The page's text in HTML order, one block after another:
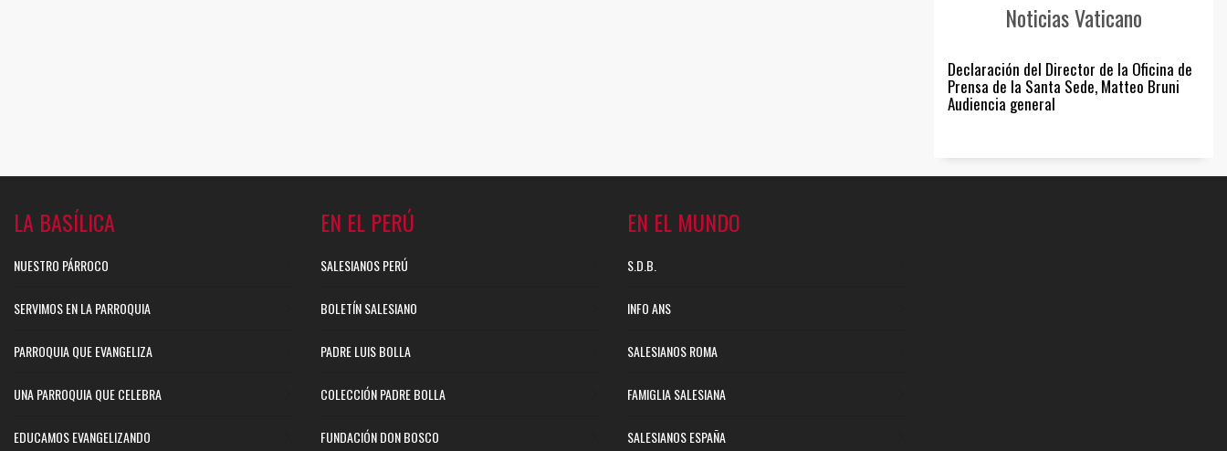
Noticias Vaticano
Declaración del Director de la Oficina de
Prensa de la Santa Sede, Matteo Bruni
Audiencia general
LA BASÍLICA
NUESTRO PÁRROCO
SERVIMOS EN LA PARROQUIA
PARROQUIA QUE EVANGELIZA
UNA PARROQUIA QUE CELEBRA
EDUCAMOS EVANGELIZANDO
EN EL PERÚ
SALESIANOS PERÚ
BOLETÍN SALESIANO
PADRE LUIS BOLLA
COLECCIÓN PADRE BOLLA
FUNDACIÓN DON BOSCO
EN EL MUNDO
S.D.B.
INFO ANS
SALESIANOS ROMA
FAMIGLIA SALESIANA
SALESIANOS ESPAÑA